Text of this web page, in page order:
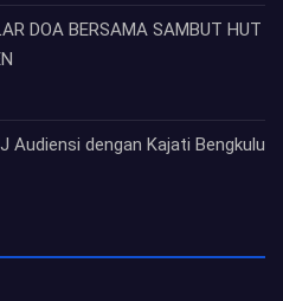
DOA BERSAMA SAMBUT HUT
Audiensi dengan Kajati Bengkulu